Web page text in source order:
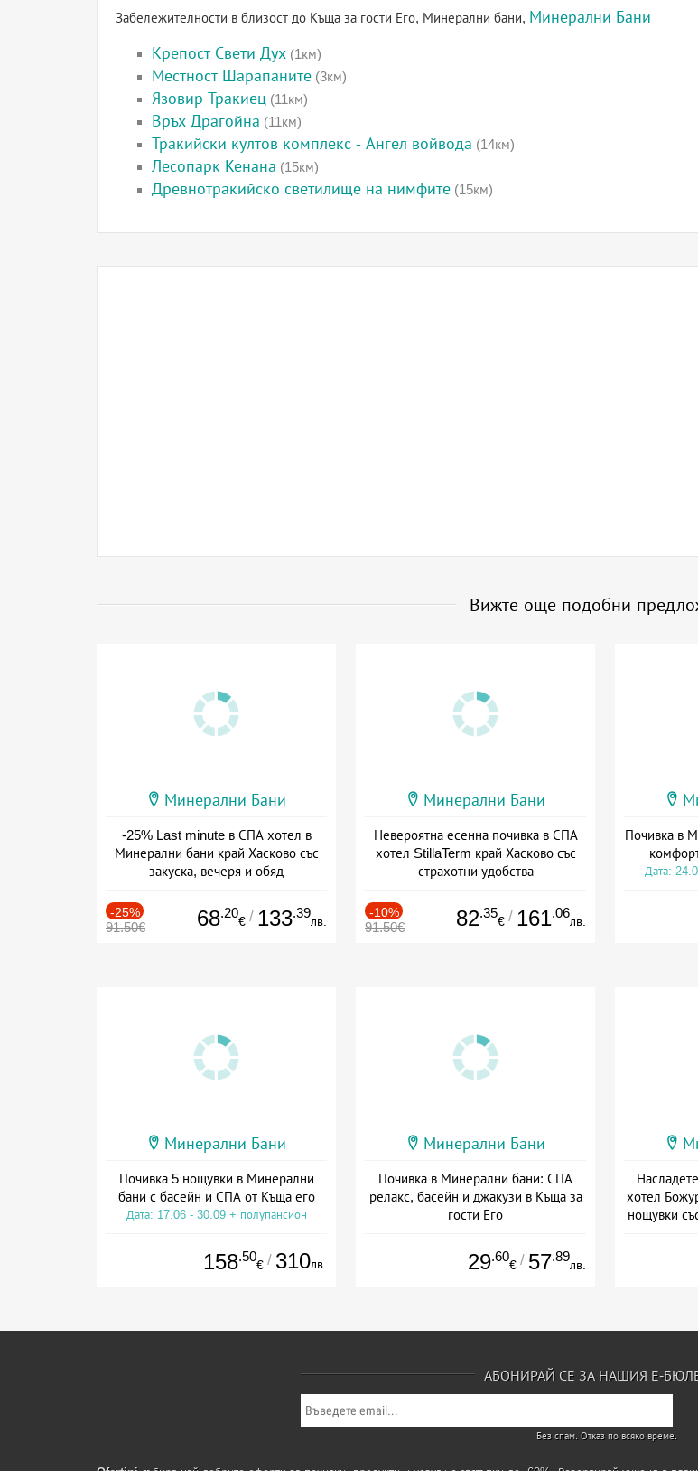
Забележителности в близост до Къща за гости Его, Минерални бани, Минерални Бани
Крепост Свети Дух (1км)
Местност Шарапаните (3км)
Язовир Тракиец (11км)
Връх Драгойна (11км)
Тракийски култов комплекс - Ангел войвода (14км)
Лесопарк Кенана (15км)
Древнотракийско светилище на нимфите (15км)
Вижте още подобни
Минерални Бани
-25% Last minute в СПА хотел в
Минерални бани край Хасково със
закуска, вечеря и обяд
-25%
91.50€ 68.20
€ / 133.39
лв.
Минерални Бани
Невероятна есенна почивка в СПА
хотел StillaTerm край Хасково със
страхотни удобства
-10%
91.50€ 82.35
€ / 161.06
лв.
Почивка в
Дата:
Минерални Бани
Почивка 5 нощувки в Минерални
бани с басейн и СПА от Къща его
Дата: 17.06 - 30.09 + полупансион
158.50
€ / 310лв.
Минерални Бани
Почивка в Минерални бани: СПА
релакс, басейн и джакузи в Къща за
гости Его
29.60
€ / 57.89
лв.
хотел
нощувки
Дата:
АБОНИРАЙ СЕ ЗА НАШИЯ Е-
Без спам. Отказ по всяко време.